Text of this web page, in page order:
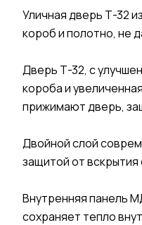
Уличная дверь Т-32
короб и полотно, не
Дверь Т-32, с
короба и
прижимают дверь,
Двойной слой
защитой от
Внутренняя панель
сохраняет тепло